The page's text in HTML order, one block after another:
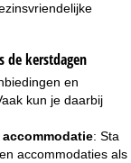
de kerstdagen
en
kun je daarbij
: Sta
accommodaties als